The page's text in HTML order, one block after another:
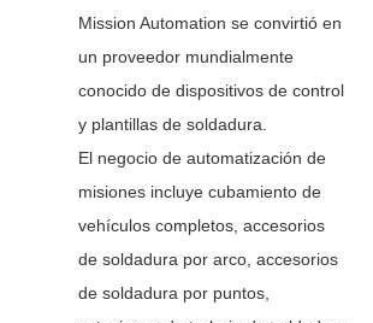
Mission Automation se convirtió en
un proveedor mundialmente
conocido de dispositivos de control
y plantillas de soldadura.
El negocio de automatización de
misiones incluye cubamiento de
vehículos completos, accesorios
de soldadura por arco, accesorios
de soldadura por puntos,